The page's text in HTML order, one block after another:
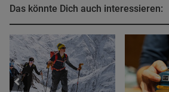
Das könnte Dich auch interessieren: